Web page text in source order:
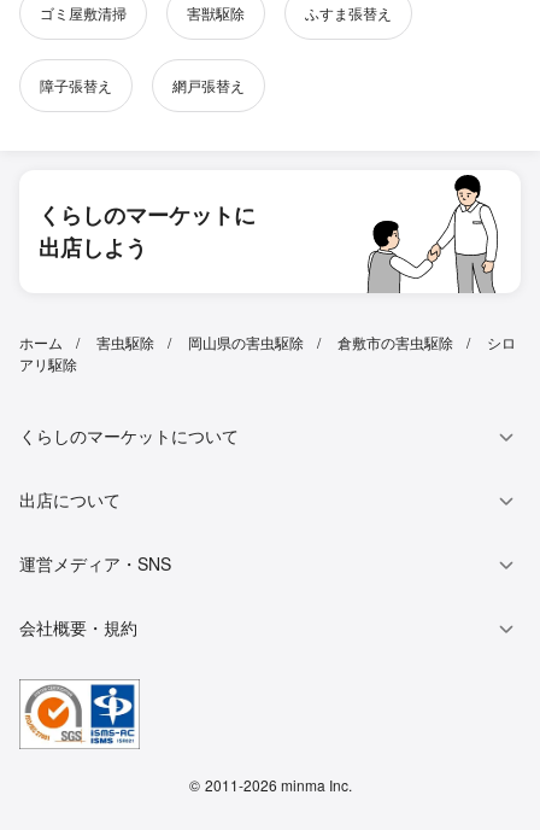
ゴミ屋敷清掃 害獣駆除 ふすま張替え
障子張替え 網戸張替え
くらしのマーケットに
出店しよう
ホーム 害虫駆除 岡山県の害虫駆除 倉敷市の害虫駆除
シロ
アリ駆除
くらしのマーケットについて
出店について
運営メディア・SNS
会社概要・規約
© 2011-2026 minma Inc.